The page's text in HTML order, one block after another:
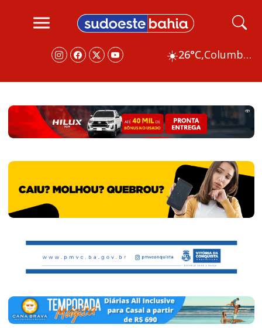
☀️26°C, Columbus